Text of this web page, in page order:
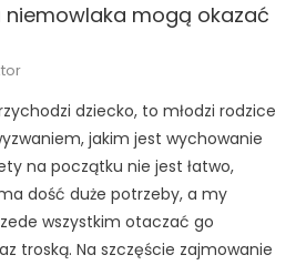
mogą okazać
dziecko, to młodzi rodzice
jakim jest wychowanie
na początku nie jest łatwo,
dość duże potrzeby, a my
wszystkim otaczać go
troską. Na szczęście zajmowanie